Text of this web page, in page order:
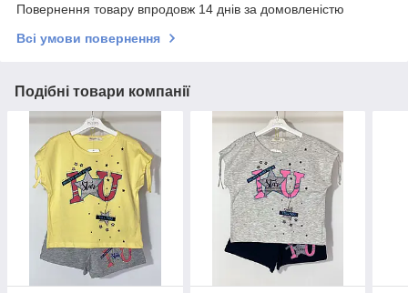
Повернення товару впродовж 14 днів за домовленістю
Всі умови повернення
Подібні товари компанії